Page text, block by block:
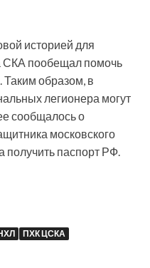
историей для
СКА пообещал помочь
Таким образом, в
легионера могут
сообщалось о
московского
паспорт РФ.
ПХК ЦСКА